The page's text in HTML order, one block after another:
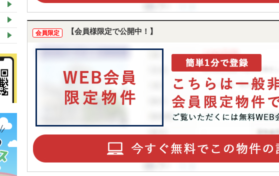
会員限定 【会員様限定で公開中！】